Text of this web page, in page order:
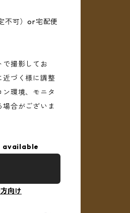
不可）or宅配便
撮影してお
近づく様に調整
ン環境、モニタ
合がございま
向け